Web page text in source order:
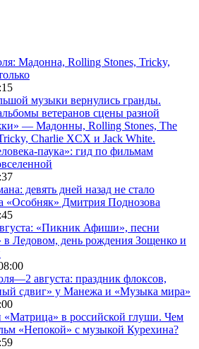
Мадонна, Rolling Stones, Tricky,
музыки вернулись гранды.
ветеранов сцены разной
— Мадонны, Rolling Stones, The
Charlie XCX и Jack White.
паука»: гид по фильмам
девять дней назад не стало
«Особняк» Дмитрия Поднозова
«Пикник Афиши», песни
Ледовом, день рождения Зощенко и
августа: праздник флоксов,
сдвиг» у Манежа и «Музыка мира»
«Матрица» в российской глуши. Чем
«Непокой» с музыкой Курехина?